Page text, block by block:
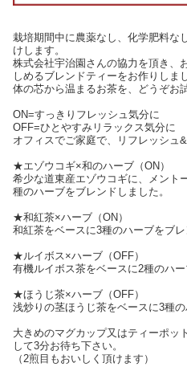
栽培期間中に農薬なし、化学肥料な
けします。
株式会社宇治園さんの協力を頂き、
しめるブレンドティーをお作りしま
体の芯から温まるお茶を、どうぞお
ON=すっきりフレッシュ気分に
OFF=ひとやすみリラックス気分に
オフィスでご家庭で、リフレッシュ
★エゾウコギ×和のハーブ（ON）
希少な道東産エゾウコギに、メント
種のハーブをブレンドしました。
★和紅茶×ハーブ（ON）
和紅茶をベースに3種のハーブをブレ
★ルイボス×ハーブ（OFF）
有機ルイボス茶をベースに2種のハー
★ほうじ茶×ハーブ（OFF）
浅炒りの茎ほうじ茶をベースに3種
大きめのマグカップ又はティーポッ
して3分お待ち下さい。
（2煎目もおいしく頂けます）